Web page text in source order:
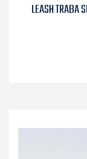
LEASH TRABA